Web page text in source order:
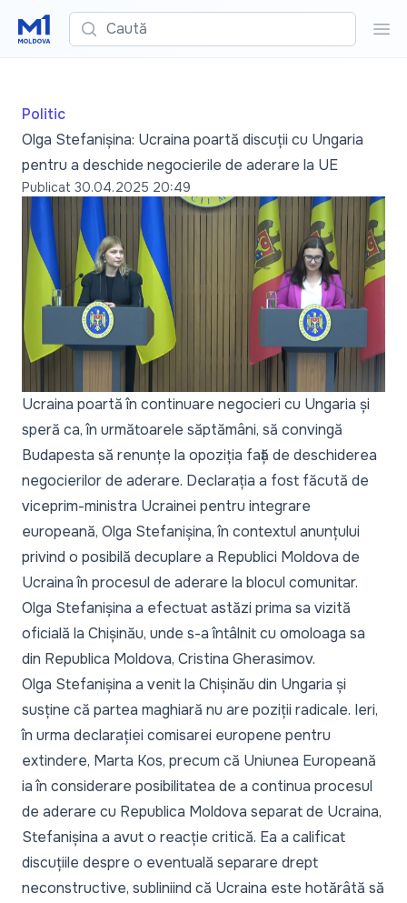
Caută
Politic
Olga Stefanișina: Ucraina poartă discuții cu Ungaria
pentru a deschide negocierile de aderare la UE
Publicat 30.04.2025 20:49
Ucraina poartă în continuare negocieri cu Ungaria și
speră ca, în următoarele săptămâni, să convingă
Budapesta să renunțe la opoziția față de deschiderea
negocierilor de aderare. Declarația a fost făcută de
viceprim-ministra Ucrainei pentru integrare
europeană, Olga Stefanișina, în contextul anunțului
privind o posibilă decuplare a Republici Moldova de
Ucraina în procesul de aderare la blocul comunitar.
Olga Stefanișina a efectuat astăzi prima sa vizită
oficială la Chișinău, unde s-a întâlnit cu omoloaga sa
din Republica Moldova, Cristina Gherasimov.
Olga Stefanișina a venit la Chișinău din Ungaria și
susține că partea maghiară nu are poziții radicale. Ieri,
în urma declarației comisarei europene pentru
extindere, Marta Kos, precum că Uniunea Europeană
ia în considerare posibilitatea de a continua procesul
de aderare cu Republica Moldova separat de Ucraina,
Stefanișina a avut o reacție critică. Ea a calificat
discuțiile despre o eventuală separare drept
neconstructive, subliniind că Ucraina este hotărâtă să